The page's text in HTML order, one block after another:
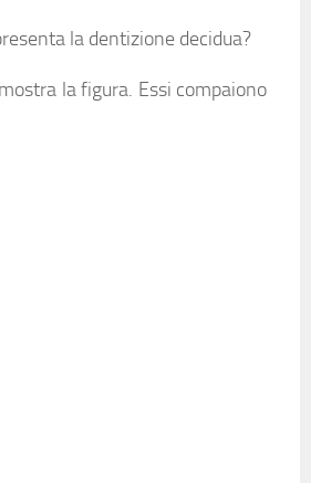
la dentizione decidua?
la figura. Essi compaiono